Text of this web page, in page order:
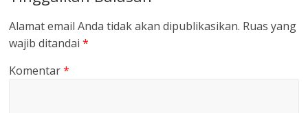
Alamat email Anda tidak akan dipublikasikan. Ruas yang
wajib ditandai*
Komentar*